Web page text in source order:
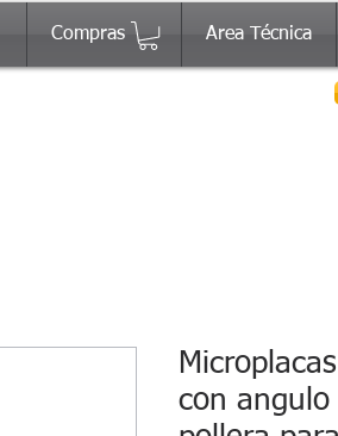
Compras Area Técnica
con